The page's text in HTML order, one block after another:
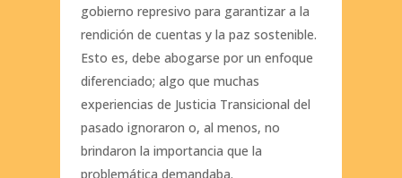
gobierno represivo para garantizar a la
rendición de cuentas y la paz sostenible.
Esto es, debe abogarse por un enfoque
diferenciado; algo que muchas
experiencias de Justicia Transicional del
pasado ignoraron o, al menos, no
brindaron la importancia que la
problemática demandaba.